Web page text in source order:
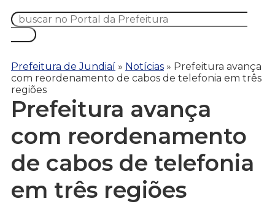
Prefeitura de Jundiaí » Notícias » Prefeitura avança
com reordenamento de cabos de telefonia em três
regiões
Prefeitura avança
com reordenamento
de cabos de telefonia
em três regiões